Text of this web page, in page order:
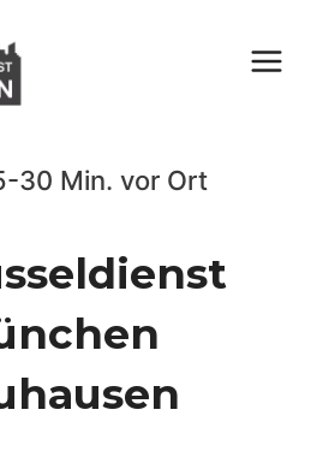
30 Min. vor Ort